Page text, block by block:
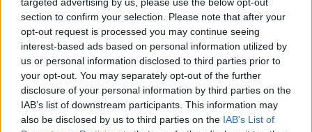
section to confirm your selection. Please note that after your
opt-out request is processed you may continue seeing
interest-based ads based on personal information utilized by
us or personal information disclosed to third parties prior to
your opt-out. You may separately opt-out of the further
disclosure of your personal information by third parties on the
IAB’s list of downstream participants. This information may
also be disclosed by us to third parties on the IAB’s List of
O Džordana papasakojo apie savitą būdą
nusiraminti prieš pasirodymus scenoje.
Pasirodo, kad anksčiau ji bandydavo
nusiraminti... megzdama!